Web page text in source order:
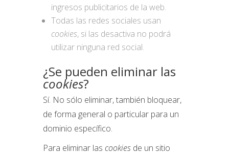
ingresos publicitarios de la web.
Todas las redes sociales usan
cookies, si las desactiva no podrá
utilizar ninguna red social.
¿Se pueden eliminar las
cookies?
Sí. No sólo eliminar, también bloquear,
de forma general o particular para un
dominio específico.
Para eliminar las cookies de un sitio